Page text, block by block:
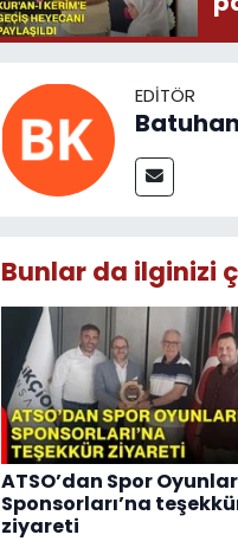
EDITÖR
Bunlar da ilginizi
ATSO’dan Spor
Sponsorları’na
ziyareti